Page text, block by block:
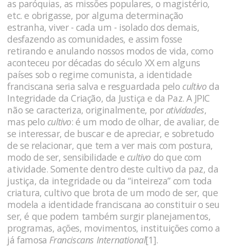
as paróquias, as missões populares, o magistério,
etc. e obrigasse, por alguma determinação
estranha, viver - cada um - isolado dos demais,
desfazendo as comunidades, e assim fosse
retirando e anulando nossos modos de vida, como
aconteceu por décadas do século XX em alguns
países sob o regime comunista, a identidade
franciscana seria salva e resguardada pelo cultivo da
Integridade da Criação, da Justiça e da Paz. A JPIC
não se caracteriza, originalmente, por atividades,
mas pelo cultivo: é um modo de olhar, de avaliar, de
se interessar, de buscar e de apreciar, e sobretudo
de se relacionar, que tem a ver mais com postura,
modo de ser, sensibilidade e cultivo do que com
atividade. Somente dentro deste cultivo da paz, da
justiça, da integridade ou da “inteireza” com toda
criatura, cultivo que brota de um modo de ser, que
modela a identidade franciscana ao constituir o seu
ser, é que podem também surgir planejamentos,
programas, ações, movimentos, instituições como a
já famosa Franciscans International[1].